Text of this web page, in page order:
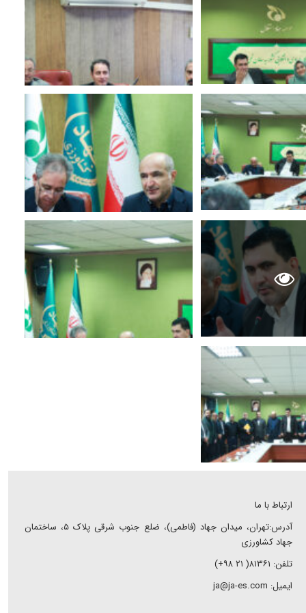
ارتباط با ما
آدرس:تهران، میدان جهاد (فاطمی)، ضلع جنوب شرقی پلاک ۵، ساختمان
جهاد کشاورزی
تلفن: ۸۱۳۶۱( ۲۱ ۹۸+)
ایمیل: ja@ja-es.com